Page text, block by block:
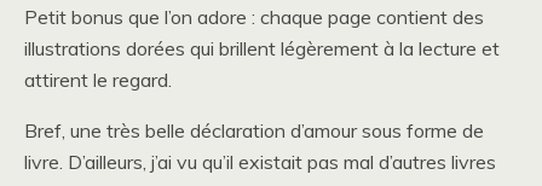
Petit bonus que l’on adore : chaque page contient des
illustrations dorées qui brillent légèrement à la lecture et
attirent le regard.
Bref, une très belle déclaration d’amour sous forme de
livre. D’ailleurs, j’ai vu qu’il existait pas mal d’autres livres